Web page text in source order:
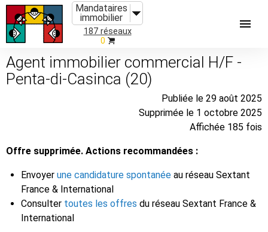
Mandataires
immobilier
187 réseaux
0
Agent immobilier commercial H/F -
Penta-di-Casinca (20)
Publiée le 29 août 2025
Supprimée le 1 octobre 2025
Affichée 185 fois
Offre supprimée. Actions recommandées :
Envoyer une candidature spontanée au réseau Sextant
France & International
Consulter toutes les offres du réseau Sextant France &
International